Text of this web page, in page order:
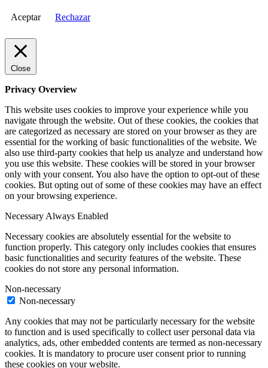
Aceptar Rechazar
Close
Privacy Overview
This website uses cookies to improve your experience while you
navigate through the website. Out of these cookies, the cookies that
are categorized as necessary are stored on your browser as they are
essential for the working of basic functionalities of the website. We
also use third-party cookies that help us analyze and understand how
you use this website. These cookies will be stored in your browser
only with your consent. You also have the option to opt-out of these
cookies. But opting out of some of these cookies may have an effect
on your browsing experience.
Necessary Always Enabled
Necessary cookies are absolutely essential for the website to
function properly. This category only includes cookies that ensures
basic functionalities and security features of the website. These
cookies do not store any personal information.
Non-necessary
Non-necessary
Any cookies that may not be particularly necessary for the website
to function and is used specifically to collect user personal data via
analytics, ads, other embedded contents are termed as non-necessary
cookies. It is mandatory to procure user consent prior to running
these cookies on your website.